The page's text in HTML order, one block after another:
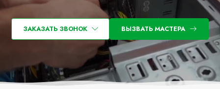
ЗАКАЗАТЬ ЗВОНОК ВЫЗВАТЬ МАСТЕРА